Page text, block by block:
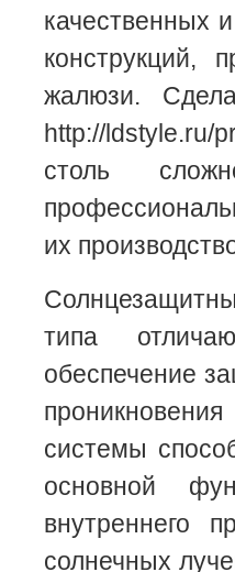
качественных
конструкций,
жалюзи.
http://ldstyle.ru/
столь
их
типа
обеспечение
системы
основной
внутреннего
солнечных